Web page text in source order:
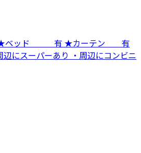
★ベッド 有 ★カーテン 有
スーパーあり ・周辺にコンビニ